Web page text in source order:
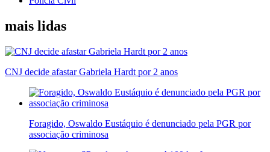
mais lidas
CNJ decide afastar Gabriela Hardt por 2 anos
Foragido, Oswaldo Eustáquio é denunciado pela PGR por
associação criminosa